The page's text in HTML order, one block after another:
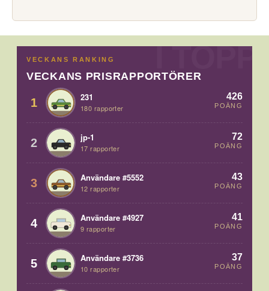
VECKANS RANKING
VECKANS PRISRAPPORTÖRER
1 231
180 rapporter
426
POÄNG
2 jp-1
17 rapporter
72
POÄNG
3 Användare #5552
12 rapporter
43
POÄNG
4 Användare #4927
9 rapporter
41
POÄNG
5 Användare #3736
10 rapporter
37
POÄNG